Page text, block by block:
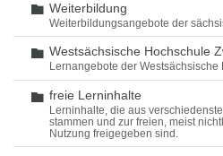
Ordner
Weiterbildung
Weiterbildungsangebote der
Ordner
Westsächsische Hochschule
Lernangebote der
Ordner
freie Lerninhalte
Lerninhalte, die aus
stammen und zur freien, meist
Nutzung freigegeben sind.